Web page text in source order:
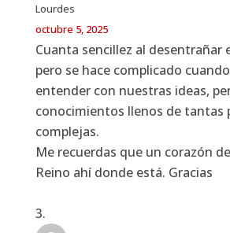
Lourdes
octubre 5, 2025
Cuanta sencillez al desentrañar
pero se hace complicado
entender con nuestras ideas,
conocimientos llenos de tantas
complejas.
Me recuerdas que un corazón
Reino ahí donde está. Gracias